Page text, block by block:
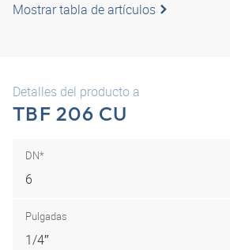
Mostrar tabla de artículos
Detalles del producto a
TBF 206 CU
DN*
6
Pulgadas
1/4″